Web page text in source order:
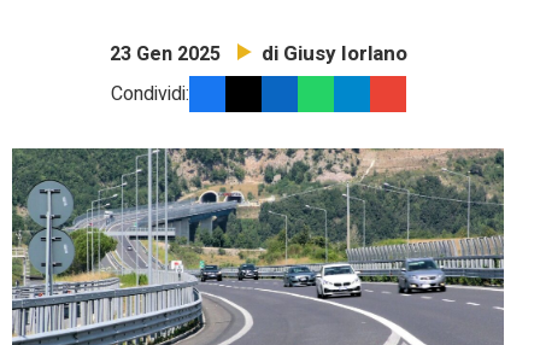
23 Gen 2025 di Giusy Iorlano
Condividi: